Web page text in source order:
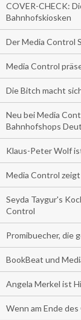
COVER-CHECK:
Bahnhofskiosken
Der Media Control
Media Control
Die Bitch macht
Neu bei Media
Bahnhofshops
Klaus-Peter Wolf
Media Control
Seyda Taygur's
Control
Promibuecher, die
BookBeat und
Angela Merkel ist
Wenn am Ende